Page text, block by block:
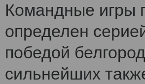
Командные игры
определен
победой
сильнейших